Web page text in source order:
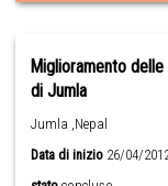
Miglioramento
di Jumla
Jumla ,Nepal
Data di inizio 26/04/